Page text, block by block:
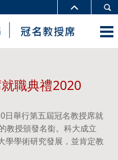
職典禮2020
日舉行第五屆冠名教授席就
教授頒發名銜。科大成立
學學術研究發展，並肯定教